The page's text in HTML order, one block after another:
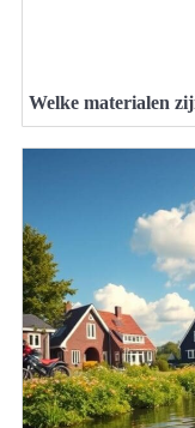
Welke materialen